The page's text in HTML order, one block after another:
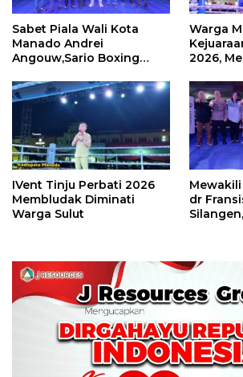
Sabet Piala Wali Kota
Manado Andrei
Angouw,Sario Boxing
Perbati 2026
Warga
2026,
IVent Tinju Perbati 2026
Membludak Diminati
Warga Sulut
dr